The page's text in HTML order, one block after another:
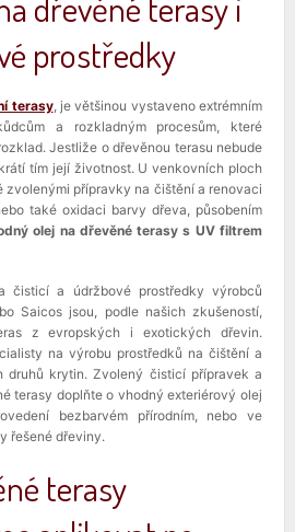
prostředky
terasy, je většinou vystaveno extrémním
a rozkladným procesům, které
Jestliže o dřevěnou terasu nebude
tím její životnost. U venkovních ploch
zvolenými přípravky na čištění a renovaci
také oxidaci barvy dřeva, působením
olej na dřevěné terasy s UV filtrem
čisticí a údržbové prostředky výrobců
Saicos jsou, podle našich zkušeností,
z evropských i exotických dřevin.
na výrobu prostředků na čištění a
druhů krytin. Zvolený čisticí přípravek a
terasy doplňte o vhodný exteriérový olej
bezbarvém přírodním, nebo ve
řešené dřeviny.
terasy